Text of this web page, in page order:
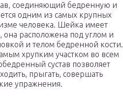
соединяющий бедренную и
одним из самых крупных
человека. Шейка имеет
расположена под углом и
и телом бедренной кости.
хрупким участком во всем
сустав позволяет
прыгать, совершать
упражнения.